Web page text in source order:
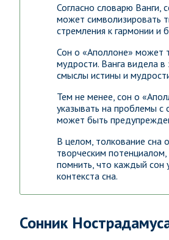
Согласно словарю Ванги,
может символизировать
стремления к гармонии и
Сон о «Аполлоне» может
мудрости. Ванга видела
смыслы истины и
Тем не менее, сон о
указывать на проблемы с
может быть
В целом, толкование сна
творческим
помнить, что каждый сон
контекста сна.
Сонник